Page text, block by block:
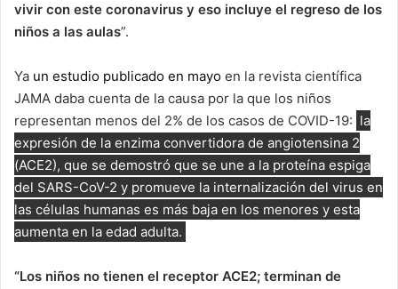
vivir con este coronavirus y eso incluye el regreso de los
niños a las aulas”.
Ya un estudio publicado en mayo en la revista científica
JAMA daba cuenta de la causa por la que los niños
representan menos del 2% de los casos de COVID-19: la
expresión de la enzima convertidora de angiotensina 2
(ACE2), que se demostró que se une a la proteína espiga
del SARS-CoV-2 y promueve la internalización del virus en
las células humanas es más baja en los menores y esta
aumenta en la edad adulta.
“Los niños no tienen el receptor ACE2; terminan de